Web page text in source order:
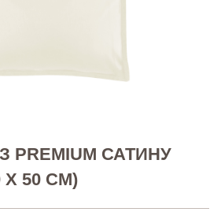
PREMIUM САТИНУ
Х 50 СМ)